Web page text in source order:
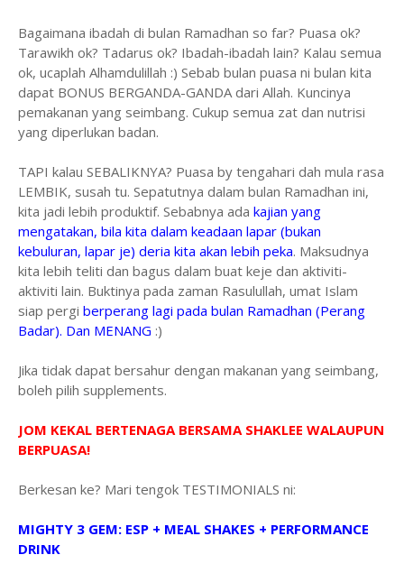
Bagaimana ibadah di bulan Ramadhan so far? Puasa ok?
Tarawikh ok? Tadarus ok? Ibadah-ibadah lain? Kalau semua
ok, ucaplah Alhamdulillah :) Sebab bulan puasa ni bulan kita
dapat BONUS BERGANDA-GANDA dari Allah. Kuncinya
pemakanan yang seimbang. Cukup semua zat dan nutrisi
yang diperlukan badan.
TAPI kalau SEBALIKNYA? Puasa by tengahari dah mula rasa
LEMBIK, susah tu. Sepatutnya dalam bulan Ramadhan ini,
kita jadi lebih produktif. Sebabnya ada kajian yang
mengatakan, bila kita dalam keadaan lapar (bukan
kebuluran, lapar je) deria kita akan lebih peka. Maksudnya
kita lebih teliti dan bagus dalam buat keje dan aktiviti-
aktiviti lain. Buktinya pada zaman Rasulullah, umat Islam
siap pergi berperang lagi pada bulan Ramadhan (Perang
Badar). Dan MENANG :)
Jika tidak dapat bersahur dengan makanan yang seimbang,
boleh pilih supplements.
JOM KEKAL BERTENAGA BERSAMA SHAKLEE WALAUPUN
BERPUASA!
Berkesan ke? Mari tengok TESTIMONIALS ni:
MIGHTY 3 GEM: ESP + MEAL SHAKES + PERFORMANCE
DRINK